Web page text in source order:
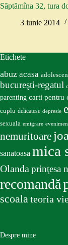
Săptămîna 32, tura
3 iunie 2014
Etichete
abuz acasa
bucureşti-regatul
parenting carti pentru
cuplu delicatese depresie
sexuala emigrare
nemuritoare
sanatoasa mica
Olandaprinţesa
recomandă
scoalateoria
Despre mine